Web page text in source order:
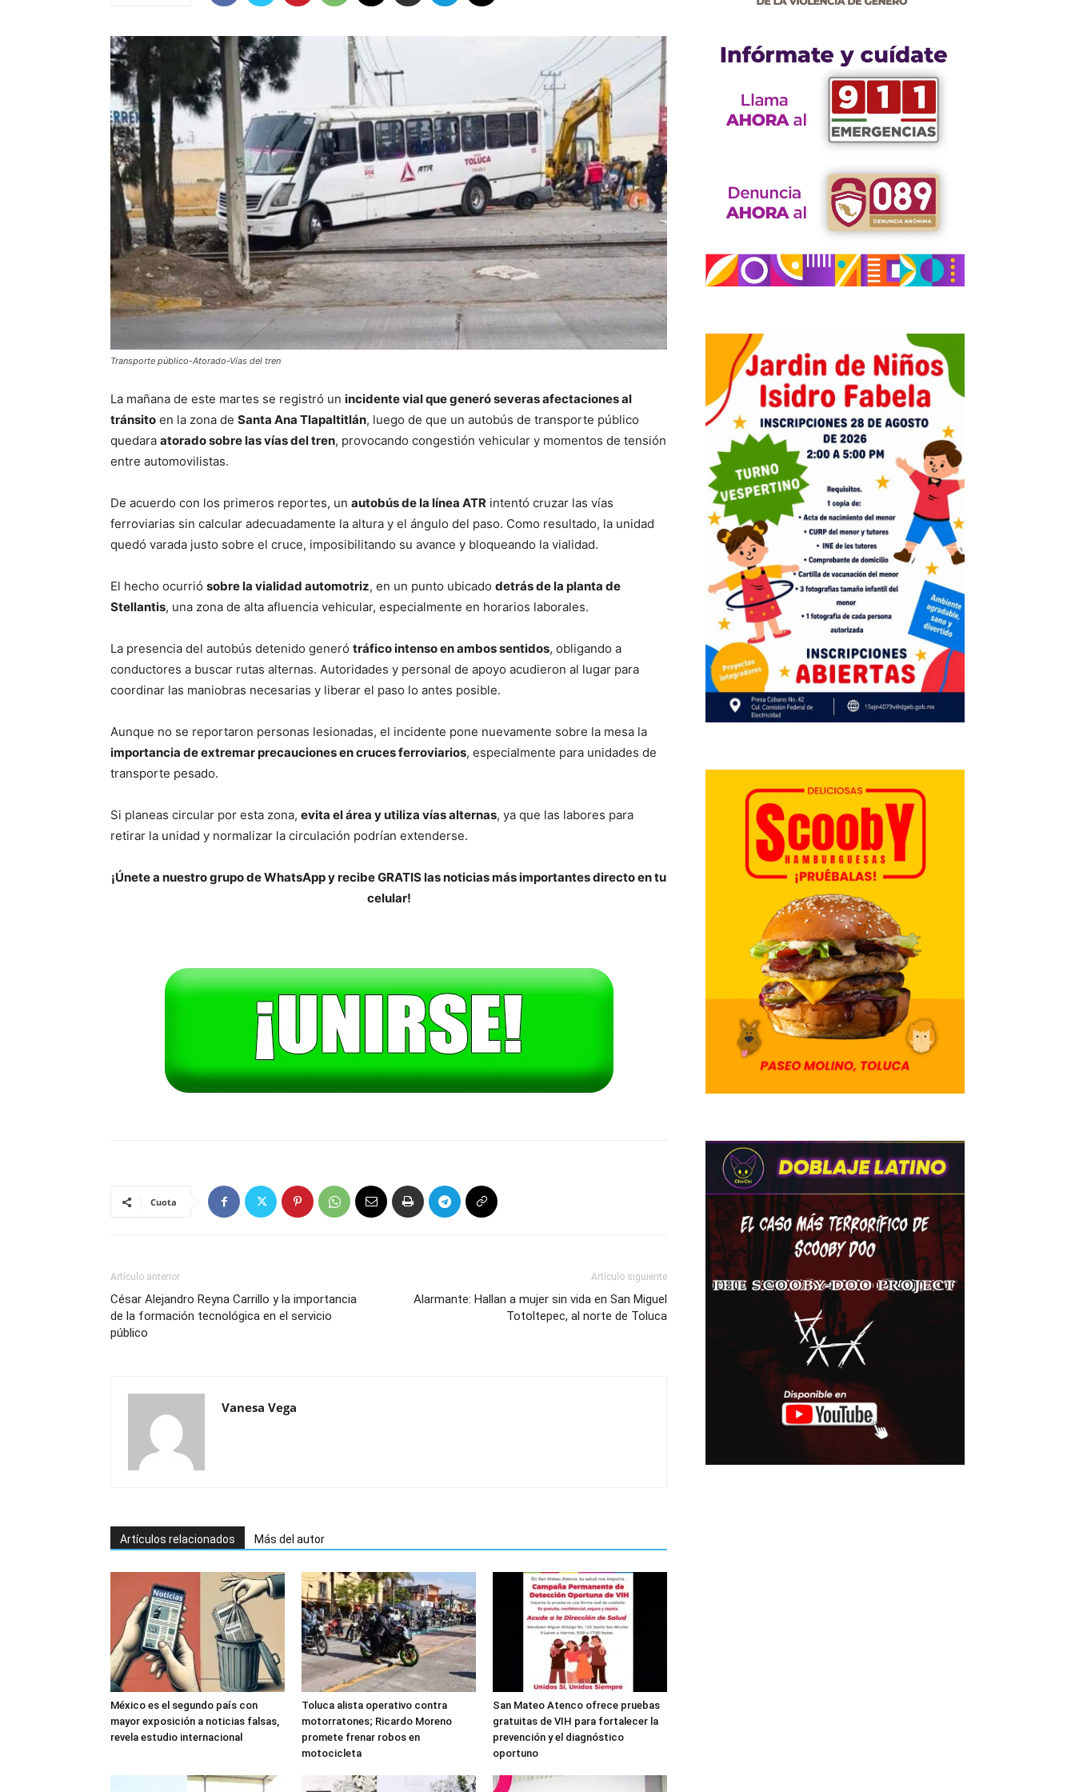
Transporte público-Atorado-Vías del tren
La mañana de este martes se registró un incidente vial que generó severas afectaciones al
tránsito en la zona de Santa Ana Tlapaltitlán, luego de que un autobús de transporte público
quedara atorado sobre las vías del tren, provocando congestión vehicular y momentos de tensión
entre automovilistas.
De acuerdo con los primeros reportes, un autobús de la línea ATR intentó cruzar las vías
ferroviarias sin calcular adecuadamente la altura y el ángulo del paso. Como resultado, la unidad
quedó varada justo sobre el cruce, imposibilitando su avance y bloqueando la vialidad.
El hecho ocurrió sobre la vialidad automotriz, en un punto ubicado detrás de la planta de
Stellantis, una zona de alta afluencia vehicular, especialmente en horarios laborales.
La presencia del autobús detenido generó tráfico intenso en ambos sentidos, obligando a
conductores a buscar rutas alternas. Autoridades y personal de apoyo acudieron al lugar para
coordinar las maniobras necesarias y liberar el paso lo antes posible.
Aunque no se reportaron personas lesionadas, el incidente pone nuevamente sobre la mesa la
importancia de extremar precauciones en cruces ferroviarios, especialmente para unidades de
transporte pesado.
Si planeas circular por esta zona, evita el área y utiliza vías alternas, ya que las labores para
retirar la unidad y normalizar la circulación podrían extenderse.
¡Únete a nuestro grupo de WhatsApp y recibe GRATIS las noticias más importantes directo en tu
celular!
Cuota
Artículo anterior
César Alejandro Reyna Carrillo y la importancia
de la formación tecnológica en el servicio
público
Artículo siguiente
Alarmante: Hallan a mujer sin vida en San Miguel
Totoltepec, al norte de Toluca
Vanesa Vega
Artículos relacionados Más del autor
México es el segundo país con
mayor exposición a noticias falsas,
revela estudio internacional
Toluca alista operativo contra
motorratones; Ricardo Moreno
promete frenar robos en
motocicleta
San Mateo Atenco ofrece pruebas
gratuitas de VIH para fortalecer la
prevención y el diagnóstico
oportuno